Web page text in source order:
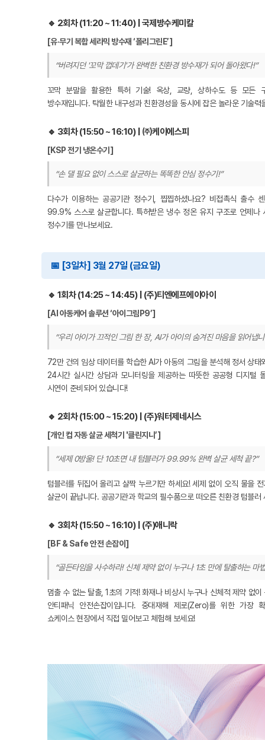
🔹 2회차 (11:20 ~ 11:40) | 국제방수케미칼
[유·무기 복합 세라믹 방수재 ‘폴리그린E’]
“버려지던 '꼬막 껍데기'가 완벽한 친환경 방수재가 되어 돌아왔다!”
꼬막 분말을 활용한 특허 기술! 옥상, 교량, 상하수도 등 모든
방수재입니다. 탁월한 내구성과 친환경성을 동시에 잡은 놀라운 기술력
🔹 3회차 (15:50 ~ 16:10) | ㈜케이에스피
[KSP 전기 냉온수기]
“손 댈 필요 없이 스스로 살균하는 똑똑한 안심 정수기!”
다수가 이용하는 공공기관 정수기, 찝찝하셨나요? 비접촉식 출수
99.9% 스스로 살균합니다. 특허받은 냉수 정온 유지 구조로 언제나
정수기를 만나보세요.
📅 [3일차] 3월 27일 (금요일)
🔹 1회차 (14:25 ~ 14:45) | (주)티엔에프에이아이
[AI 아동케어 솔루션 ‘아이그림P9’]
“우리 아이가 끄적인 그림 한 장, AI가 아이의 숨겨진 마음을 읽어냅
72만 건의 임상 데이터를 학습한 AI가 아동의 그림을 분석해 정서 상
24시간 실시간 상담과 모니터링을 제공하는 따뜻한 공공형 디지털
시연이 준비되어 있습니다!
🔹 2회차 (15:00 ~ 15:20) | (주)워터제네시스
[개인 컵 자동 살균 세척기 '클린지니’]
“세제 0방울! 단 10초면 내 텀블러가 99.99% 완벽 살균 세척 끝?”
텀블러를 뒤집어 올리고 살짝 누르기만 하세요! 세제 없이 오직 물을
살균이 끝납니다. 공공기관과 학교의 필수품으로 떠오른 친환경 텀블
🔹 3회차 (15:50 ~ 16:10) | (주)애니락
[BF & Safe 안전 손잡이]
“골든타임을 사수하라! 신체 제약 없이 누구나 1초 만에 탈출하는 마
멈출 수 없는 탈출, 1초의 기적! 화재나 비상시 누구나 신체적 제약 없
안티패닉 안전손잡이입니다. 중대재해 제로(Zero)를 위한 가장
쇼케이스 현장에서 직접 밀어보고 체험해 보세요!